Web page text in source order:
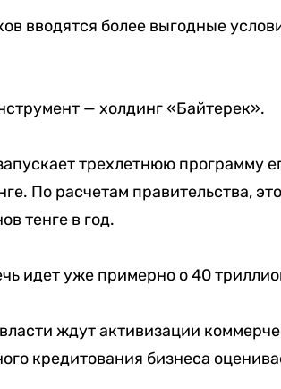
вводятся более выгодные
— холдинг «Байтерек».
трехлетнюю программу
По расчетам правительства,
тенге в год.
идет уже примерно о 40
ждут активизации
кредитования бизнеса